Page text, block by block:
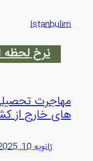
Istanbulim
نرخ لحظه
مهاجرت
های خارج از
ژانویه 10, 2025